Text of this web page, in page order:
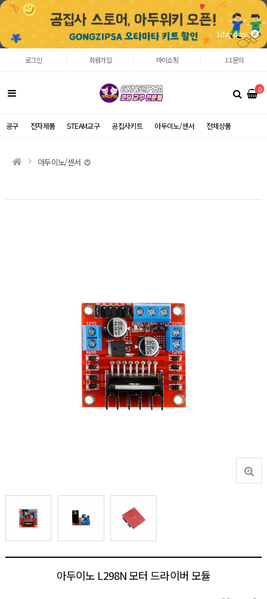
1day close
로그인 회원가입 마이쇼핑 1:1문의
0
공구 전자제품 STEAM교구 공집사키트 아두이노/센서 전체상품
아두이노/센서
아두이노 L298N 모터 드라이버 모듈